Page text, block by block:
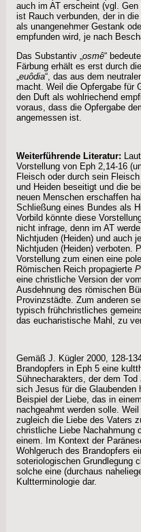
auch im AT erscheint (vgl.
ist Rauch verbunden, der in
als unangenehmer Gestank
empfunden wird, je nach
Das Substantiv „osmê“
Färbung erhält es erst durch
„euôdia“, das aus dem
macht. Weil die Opfergabe für
den Duft als wohlriechend
voraus, dass die Opfergabe
angemessen ist.
Weiterführende Literatur:
Vorstellung von Eph 2,14-16
Fleisch oder durch sein
und Heiden beseitigt und die
neuen Menschen erschaffen
Schließung eines Bundes als
Vorbild könnte diese
nicht infrage, denn im AT
Nichtjuden (Heiden) und auch
Nichtjuden (Heiden) verboten.
Vorstellung zum einen eine
Römischen Reich propagierte
eine christliche Version der
Ausdehnung des römischen
Provinzstädte. Zum anderen
typisch frühchristliches
das eucharistische Mahl, zu
Gemäß J. Kügler 2000, 128-
Brandopfers in Eph 5 eine
Sühnecharakters, der dem
sich Jesus für die Glaubenden
Beispiel der Liebe, das in
nachgeahmt werden solle.
zugleich die Liebe des Vaters
christliche Liebe Nachahmung
einem. Im Kontext der
Wohlgeruch des Brandopfers
soteriologischen Grundlegung
solche eine (durchaus
Kultterminologie dar.